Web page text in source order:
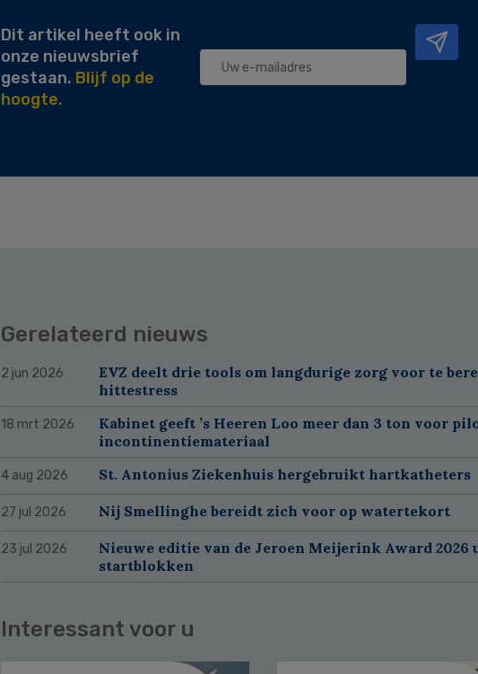
Dit artikel heeft ook in
onze nieuwsbrief
gestaan. Blijf op de
hoogte.
Gerelateerd nieuws
2 jun 2026
EVZ deelt drie tools om langdurige zorg voor te
hittestress
18 mrt 2026
Kabinet geeft ’s Heeren Loo meer dan 3 ton voor
incontinentiemateriaal
4 aug 2026 St. Antonius Ziekenhuis hergebruikt hartkatheters
27 jul 2026 Nij Smellinghe bereidt zich voor op watertekort
23 jul 2026
Nieuwe editie van de Jeroen Meijerink Award 2026
startblokken
Interessant voor u